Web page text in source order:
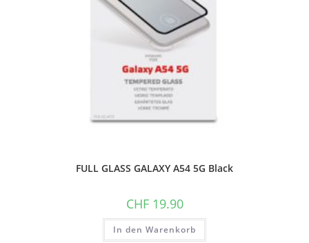
FULL GLASS GALAXY A54 5G Black
CHF19.90
In den Warenkorb